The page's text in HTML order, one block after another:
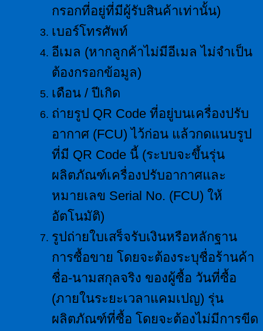
กรอกที่อยู่ที่มีผู้รับสินค้าเท่านั้น)
เบอร์โทรศัพท์
อีเมล (หากลูกค้าไม่มีอีเมล ไม่จำเป็น
ต้องกรอกข้อมูล)
เดือน / ปีเกิด
ถ่ายรูป QR Code ที่อยู่บนเครื่องปรับ
อากาศ (FCU) ไว้ก่อน แล้วกดแนบรูป
ที่มี QR Code นี้ (ระบบจะขึ้นรุ่น
ผลิตภัณฑ์เครื่องปรับอากาศและ
หมายเลข Serial No. (FCU) ให้
อัตโนมัติ)
รูปถ่ายใบเสร็จรับเงินหรือหลักฐาน
การซื้อขาย โดยจะต้องระบุชื่อร้านค้า
ชื่อ-นามสกุลจริง ของผู้ซื้อ วันที่ซื้อ
(ภายในระยะเวลาแคมเปญ) รุ่น
ผลิตภัณฑ์ที่ซื้อ โดยจะต้องไม่มีการขีด